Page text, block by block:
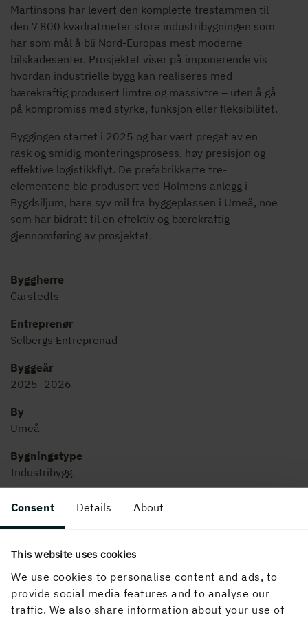
Consent Details About
This website uses cookies
We use cookies to personalise content and ads, to
provide social media features and to analyse our
traffic. We also share information about your use of
Martinsons har levert den komplette trestammen til
den 7 800 kvadratmeter store industribygningen som
har som mål å bli Nord-Europas mest moderne
bilskadesenter. Prosjektet viser på imponerende vis
hvordan industrielle bygg kan realiseres med
bærekraftig produsert limtre og massivtre – uten å gå
på kompromiss med styrke, funksjon eller fleksibilitet.
Byggingen startet i 2025 og har vært preget av en
rask og smidig monteringsprosess, høy presisjon og
effektive logistikkflyt. De prefabrikkerte tre-
elementene ble produsert ved Holmens anlegg i
Bygdsiljum, bare syv mil fra byggeplassen i Umeå, noe
som har bidratt til en effektiv og bærekraftig
gjennomføring av prosjektet.
Byggherre
Carstedts
Entreprenør
Selbergs Entreprenad
Byggeår
2025–2026
By
Umeå
Bygningstype
Industribygg